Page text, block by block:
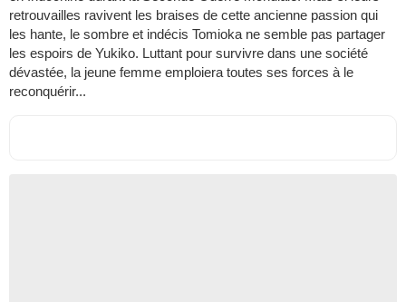
retrouvailles ravivent les braises de cette ancienne passion qui
les hante, le sombre et indécis Tomioka ne semble pas partager
les espoirs de Yukiko. Luttant pour survivre dans une société
dévastée, la jeune femme emploiera toutes ses forces à le
reconquérir...